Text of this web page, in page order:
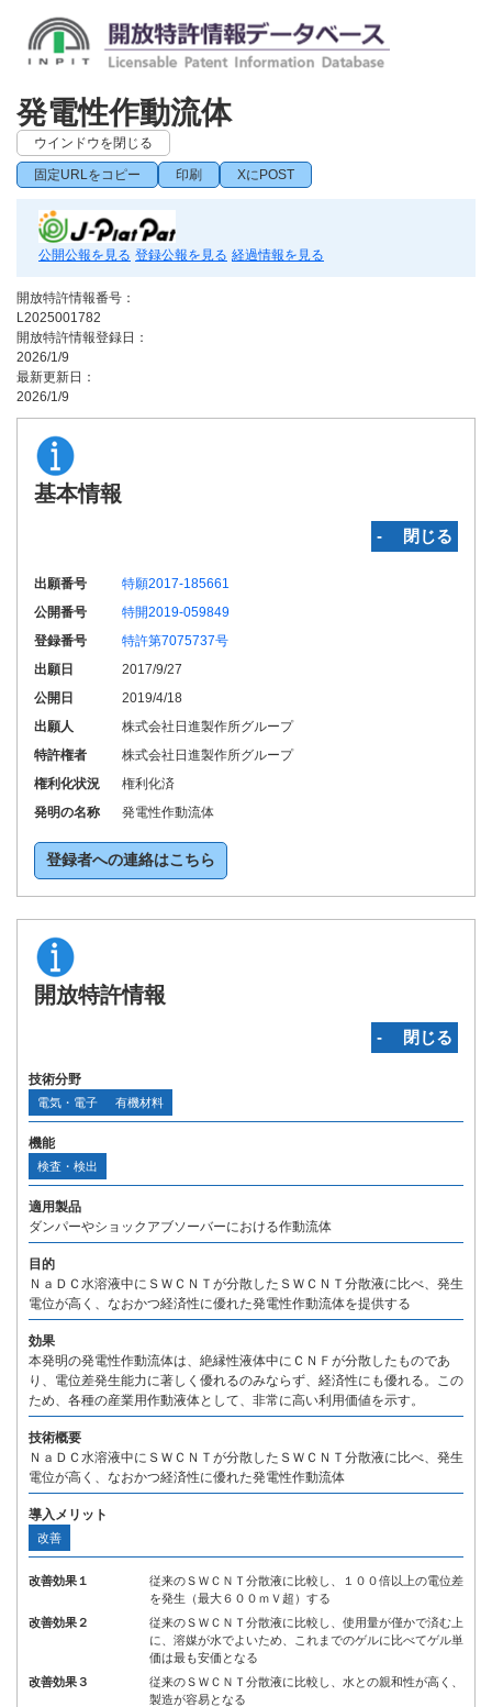
発電性作動流体
ウインドウを閉じる
固定URLをコピー 印刷 XにPOST
公開公報を見る 登録公報を見る 経過情報を見る
開放特許情報番号：
L2025001782
開放特許情報登録日：
2026/1/9
最新更新日：
2026/1/9
基本情報
‐ 閉じる
出願番号
特願2017-185661
公開番号
特開2019-059849
登録番号
特許第7075737号
出願日
2017/9/27
公開日
2019/4/18
出願人
株式会社日進製作所グループ
特許権者
株式会社日進製作所グループ
権利化状況
権利化済
発明の名称
発電性作動流体
登録者への連絡はこちら
開放特許情報
‐ 閉じる
技術分野
電気・電子 有機材料
機能
検査・検出
適用製品
ダンパーやショックアブソーバーにおける作動流体
目的
ＮａＤＣ水溶液中にＳＷＣＮＴが分散したＳＷＣＮＴ分散液に比べ、発生
電位が高く、なおかつ経済性に優れた発電性作動流体を提供する
効果
本発明の発電性作動流体は、絶縁性液体中にＣＮＦが分散したものであ
り、電位差発生能力に著しく優れるのみならず、経済性にも優れる。この
ため、各種の産業用作動液体として、非常に高い利用価値を示す。
技術概要
ＮａＤＣ水溶液中にＳＷＣＮＴが分散したＳＷＣＮＴ分散液に比べ、発生
電位が高く、なおかつ経済性に優れた発電性作動流体
導入メリット
改善
改善効果１
従来のＳＷＣＮＴ分散液に比較し、１００倍以上の電位差
を発生（最大６００ｍＶ超）する
改善効果２
従来のＳＷＣＮＴ分散液に比較し、使用量が僅かで済む上
に、溶媒が水でよいため、これまでのゲルに比べてゲル単
価は最も安価となる
改善効果３
従来のＳＷＣＮＴ分散液に比較し、水との親和性が高く、
製造が容易となる